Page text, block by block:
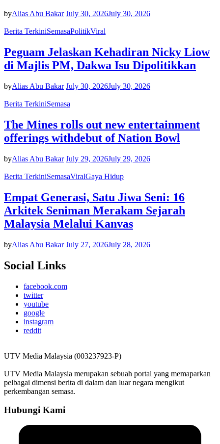
byAlias Abu Bakar July 30, 2026July 30, 2026
Berita TerkiniSemasaPolitikViral
Peguam Jelaskan Kehadiran Nicky Liow
di Majlis PM, Dakwa Isu Dipolitikkan
byAlias Abu Bakar July 30, 2026July 30, 2026
Berita TerkiniSemasa
The Mines rolls out new entertainment
offerings withdebut of Nation Bowl
byAlias Abu Bakar July 29, 2026July 29, 2026
Berita TerkiniSemasaViralGaya Hidup
Empat Generasi, Satu Jiwa Seni: 16
Arkitek Seniman Merakam Sejarah
Malaysia Melalui Kanvas
byAlias Abu Bakar July 27, 2026July 28, 2026
Social Links
facebook.com
twitter
youtube
google
instagram
reddit
UTV Media Malaysia (003237923-P)
UTV Media Malaysia merupakan sebuah portal yang memaparkan
pelbagai dimensi berita di dalam dan luar negara mengikut
perkembangan semasa.
Hubungi Kami